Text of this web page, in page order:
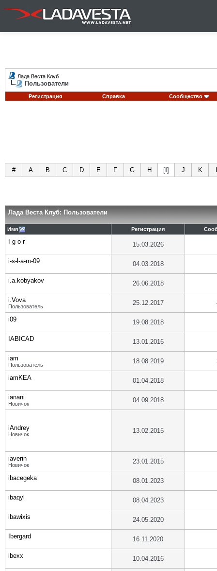
Лада Веста Клуб
Пользователи
Регистрация Справка Сообщество
# A B C D E F G H [ ] J K
Лада Веста Клуб: Пользователи
Имя Регистрация
I-g-o-r 15.03.2026
i-s-l-a-m-09 04.03.2018
i.a.kobyakov 26.06.2018
i.Vova
Пользователь 25.12.2017
i09 19.08.2018
IABICAD 13.01.2016
iam
Пользователь 18.08.2019
iamKEA 01.04.2018
ianani
Новичок 04.09.2018
iAndrey
Новичок 13.02.2015
iaverin
Новичок 23.01.2015
ibacegeka 08.01.2023
ibaqyl 08.04.2023
ibawixis 24.05.2020
Ibergard 16.11.2020
ibexx 10.04.2016